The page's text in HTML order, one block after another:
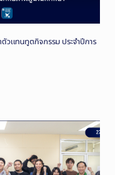
วแทนทูตกิจกรรม ประจำปีการ